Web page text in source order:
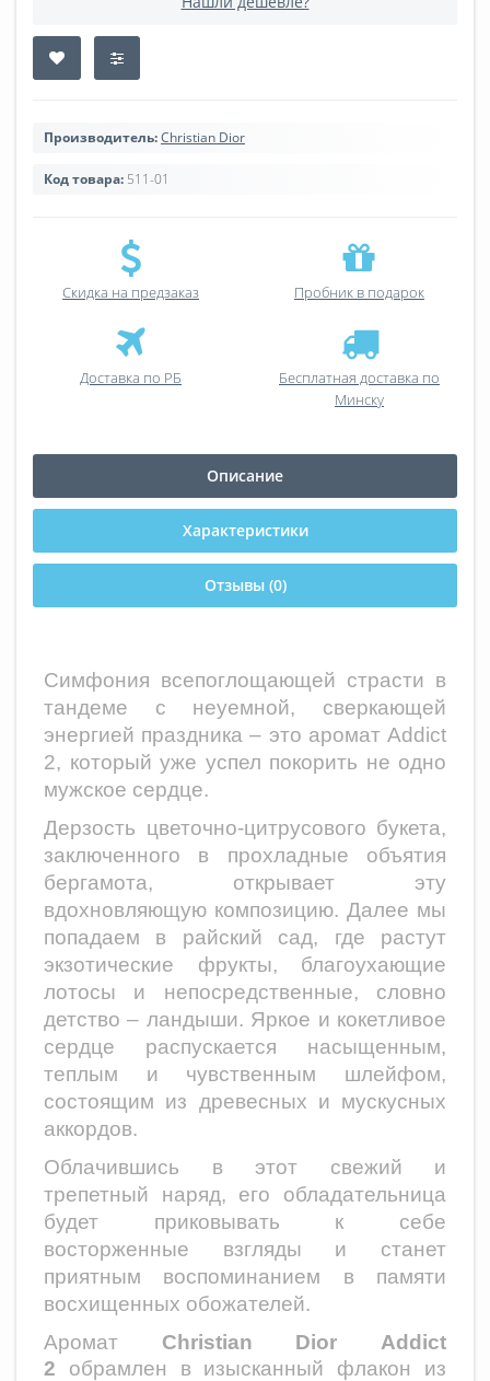
Производитель:Christian Dior
Код товара: 511-01
Скидка на предзаказ Пробник в подарок
Доставка по РБ
Бесплатная доставка по
Минску
Описание
Характеристики
Отзывы (0)
Симфония всепоглощающей страсти в
тандеме с неуемной, сверкающей
энергией праздника – это аромат Addict
2, который уже успел покорить не одно
мужское сердце.
Дерзость цветочно-цитрусового букета,
заключенного в прохладные объятия
бергамота, открывает эту
вдохновляющую композицию. Далее мы
попадаем в райский сад, где растут
экзотические фрукты, благоухающие
лотосы и непосредственные, словно
детство – ландыши. Яркое и кокетливое
сердце распускается насыщенным,
теплым и чувственным шлейфом,
состоящим из древесных и мускусных
аккордов.
Облачившись в этот свежий и
трепетный наряд, его обладательница
будет приковывать к себе
восторженные взгляды и станет
приятным воспоминанием в памяти
восхищенных обожателей.
Аромат Christian Dior Addict
2 обрамлен в изысканный флакон из